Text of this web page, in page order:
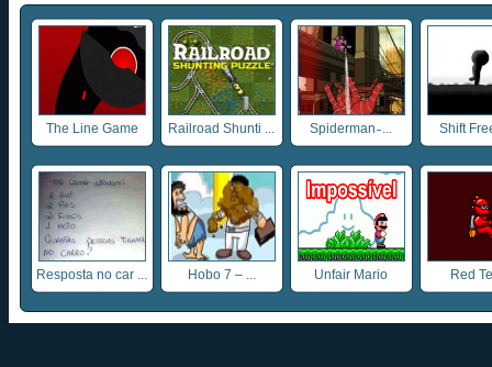
The Line Game Railroad Shunti ... Spiderman ̵ ... Shift
Resposta no car ... Hobo 7 – ... Unfair Mario Red